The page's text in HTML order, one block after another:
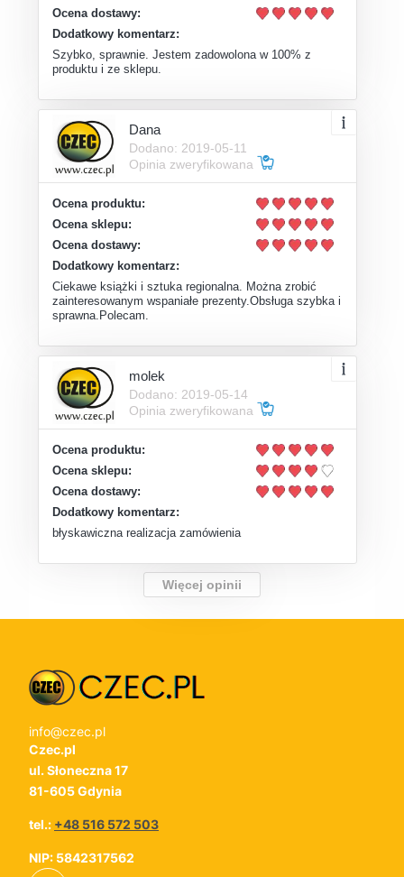
Ocena dostawy:
Dodatkowy komentarz:
Szybko, sprawnie. Jestem zadowolona w 100% z
produktu i ze sklepu.
Dana
Dodano: 2019-05-11
Opinia zweryfikowana
Ocena produktu:
Ocena sklepu:
Ocena dostawy:
Dodatkowy komentarz:
Ciekawe książki i sztuka regionalna. Można zrobić
zainteresowanym wspaniałe prezenty.Obsługa szybka i
sprawna.Polecam.
molek
Dodano: 2019-05-14
Opinia zweryfikowana
Ocena produktu:
Ocena sklepu:
Ocena dostawy:
Dodatkowy komentarz:
błyskawiczna realizacja zamówienia
Więcej opinii
info@czec.pl
Czec.pl
ul. Słoneczna 17
81-605 Gdynia
tel.: +48 516 572 503
NIP: 5842317562